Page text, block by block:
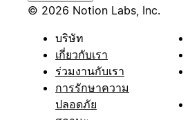
© 2026 Notion Labs, Inc.
บริษัท
เกี่ยวกับเรา
ร่วมงานกับเรา
การรักษาความ
ปลอดภัย